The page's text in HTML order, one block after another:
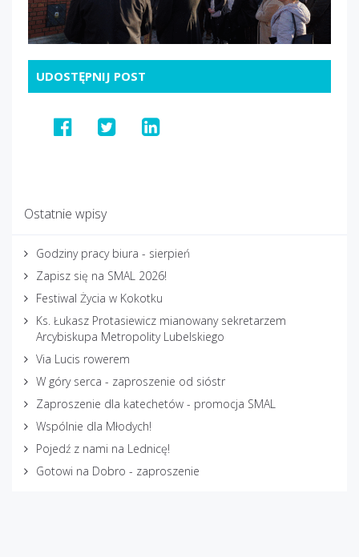
UDOSTĘPNIJ POST
Ostatnie wpisy
Godziny pracy biura - sierpień
Zapisz się na SMAL 2026!
Festiwal Życia w Kokotku
Ks. Łukasz Protasiewicz mianowany sekretarzem
Arcybiskupa Metropolity Lubelskiego
Via Lucis rowerem
W góry serca - zaproszenie od sióstr
Zaproszenie dla katechetów - promocja SMAL
Wspólnie dla Młodych!
Pojedź z nami na Lednicę!
Gotowi na Dobro - zaproszenie